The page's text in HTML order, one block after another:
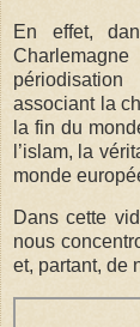
En effet,
associant la
la fin du
l’islam, la
monde
Dans cette
nous
et, partant, de